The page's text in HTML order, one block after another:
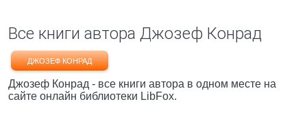
Все книги автора Джозеф Конрад
ДЖОЗЕФ КОНРАД
Джозеф Конрад - все книги автора в одном месте на
сайте онлайн библиотеки LibFox.